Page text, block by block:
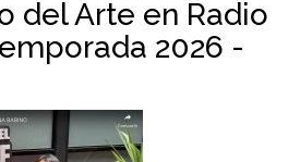
del Arte en Radio
2026 -